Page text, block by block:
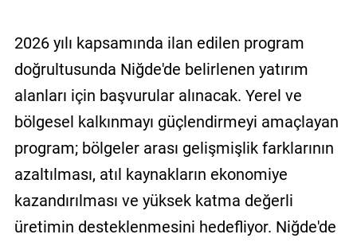
İletişim
Gizlilik
Politikası
2026 yılı kapsamında ilan edilen program
doğrultusunda Niğde'de belirlenen yatırım
alanları için başvurular alınacak. Yerel ve
bölgesel kalkınmayı güçlendirmeyi amaçlayan
program; bölgeler arası gelişmişlik farklarının
azaltılması, atıl kaynakların ekonomiye
kazandırılması ve yüksek katma değerli
üretimin desteklenmesini hedefliyor. Niğde'de